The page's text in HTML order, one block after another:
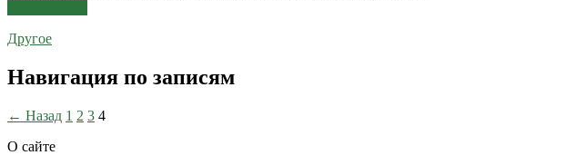
Другое
Навигация по записям
← Назад 1 2 3 4
О сайте